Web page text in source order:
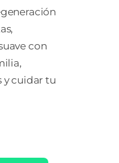
con
y cuidar tu